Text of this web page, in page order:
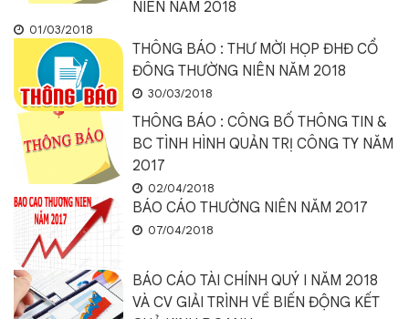
NIÊN NĂM 2018
01/03/2018
THÔNG BÁO : THƯ MỜI HỌP ĐHĐ CỔ
ĐÔNG THƯỜNG NIÊN NĂM 2018
30/03/2018
THÔNG BÁO : CÔNG BỐ THÔNG TIN &
BC TÌNH HÌNH QUẢN TRỊ CÔNG TY NĂM
2017
02/04/2018
BÁO CÁO THƯỜNG NIÊN NĂM 2017
07/04/2018
BÁO CÁO TÀI CHÍNH QUÝ I NĂM 2018
VÀ CV GIẢI TRÌNH VỀ BIẾN ĐỘNG KẾT